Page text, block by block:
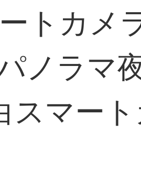
トカメ
ノラマ
マー